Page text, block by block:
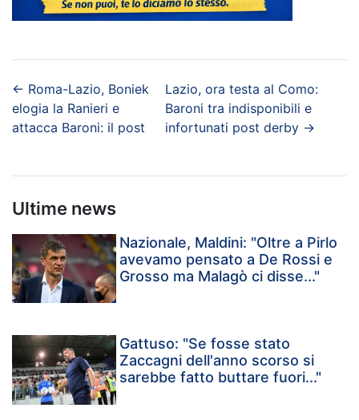
← Roma-Lazio, Boniek
elogia la Ranieri e
attacca Baroni: il post
Lazio, ora testa al Como:
Baroni tra indisponibili e
infortunati post derby →
Ultime news
Nazionale, Maldini: "Oltre a Pirlo
avevamo pensato a De Rossi e
Grosso ma Malagò ci disse..."
Gattuso: "Se fosse stato
Zaccagni dell'anno scorso si
sarebbe fatto buttare fuori..."